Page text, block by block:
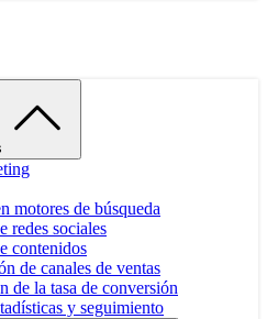
motores de búsqueda
redes sociales
contenidos
de canales de ventas
de la tasa de conversión
y seguimiento